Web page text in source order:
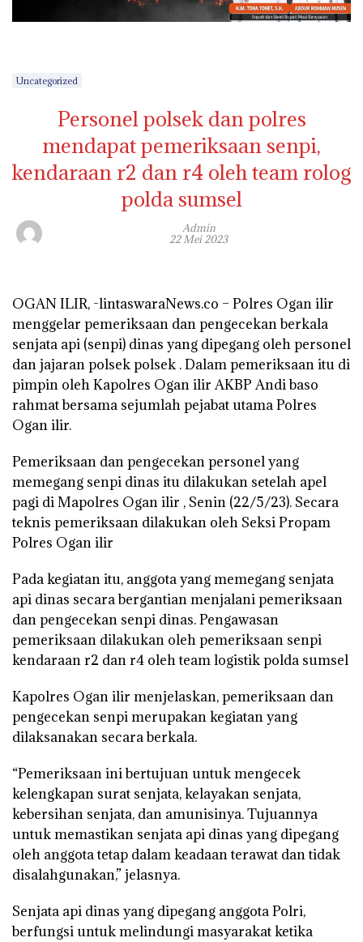
Uncategorized
Personel polsek dan polres
mendapat pemeriksaan senpi,
kendaraan r2 dan r4 oleh team rolog
polda sumsel
Admin
22 Mei 2023
OGAN ILIR, -lintaswaraNews.co – Polres Ogan ilir
menggelar pemeriksaan dan pengecekan berkala
senjata api (senpi) dinas yang dipegang oleh personel
dan jajaran polsek polsek . Dalam pemeriksaan itu di
pimpin oleh Kapolres Ogan ilir AKBP Andi baso
rahmat bersama sejumlah pejabat utama Polres
Ogan ilir.
Pemeriksaan dan pengecekan personel yang
memegang senpi dinas itu dilakukan setelah apel
pagi di Mapolres Ogan ilir , Senin (22/5/23). Secara
teknis pemeriksaan dilakukan oleh Seksi Propam
Polres Ogan ilir
Pada kegiatan itu, anggota yang memegang senjata
api dinas secara bergantian menjalani pemeriksaan
dan pengecekan senpi dinas. Pengawasan
pemeriksaan dilakukan oleh pemeriksaan senpi
kendaraan r2 dan r4 oleh team logistik polda sumsel
Kapolres Ogan ilir menjelaskan, pemeriksaan dan
pengecekan senpi merupakan kegiatan yang
dilaksanakan secara berkala.
“Pemeriksaan ini bertujuan untuk mengecek
kelengkapan surat senjata, kelayakan senjata,
kebersihan senjata, dan amunisinya. Tujuannya
untuk memastikan senjata api dinas yang dipegang
oleh anggota tetap dalam keadaan terawat dan tidak
disalahgunakan,” jelasnya.
Senjata api dinas yang dipegang anggota Polri,
berfungsi untuk melindungi masyarakat ketika